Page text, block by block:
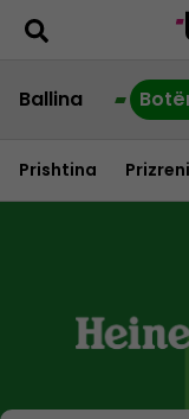
Ballina
Prishtina Prizreni